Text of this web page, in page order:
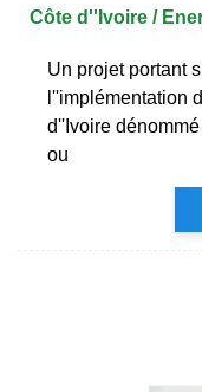
Côte d''Ivoire /
Un projet portant
l''implémentation
d''Ivoire
ou